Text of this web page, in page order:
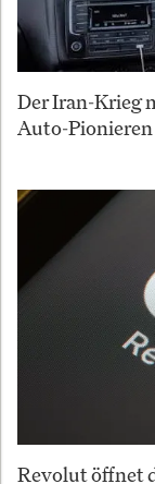
Der Iran-Krieg
Auto-
Revolut öffnet